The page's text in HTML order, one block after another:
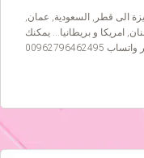
الى قطر, السعودية, عمان,
امريكا و بريطانيا… يمكنك